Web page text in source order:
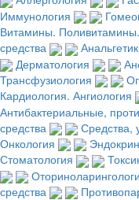
Иммунология
Витамины.
средства
Дерматология
Трансфузиология
Кардиология. Ангиология
Антибактериальные,
средства
Средства,
Онкология
Стоматология
средства